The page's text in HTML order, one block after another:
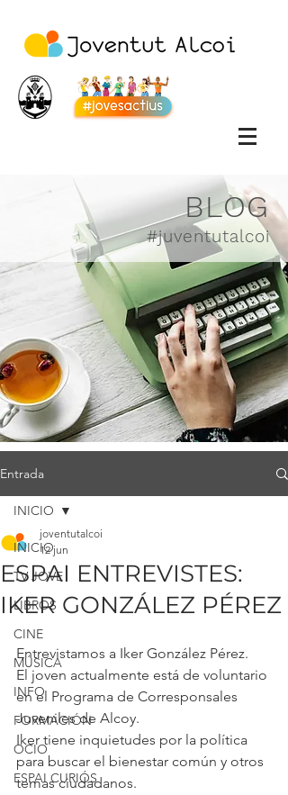
BLOG
#juventutalcoi
Entrada
INICIO
TV JOVE
LIBROS
CINE
MÚSICA
INFO
FORMACIÓN
OCIO
ESPAI CURIÓS
INICIO
ESPAI ENTREVISTES:
IKER GONZÁLEZ PÉREZ
joventutalcoi
12 jun
Entrevistamos a Iker González Pérez.
El joven actualmente está de voluntario
en el Programa de Corresponsales
Juveniles de Alcoy.
Iker tiene inquietudes por la política
para buscar el bienestar común y otros
temas ciudadanos.